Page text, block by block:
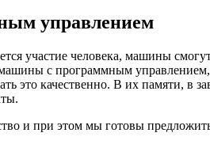
управлением
участие человека, машины
с программным
это качественно. В их памяти, в
и при этом мы готовы